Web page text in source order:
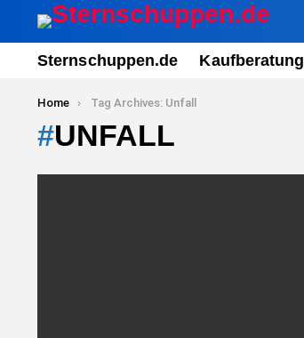
Sternschuppen.de Kaufberatung
You are here:
Home Tag Archives: Unfall
UNFALL